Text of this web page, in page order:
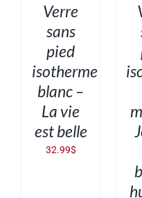
DÉTAILSVerre
sans
pied
isotherme
blanc –
La vie
est belle
32.99$